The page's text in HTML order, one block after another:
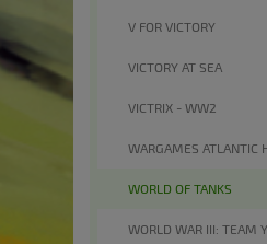
V FOR VICTORY
VICTORY AT SEA
VICTRIX - WW2
WARGAMES ATLANTIC
WORLD OF TANKS
WORLD WAR III: TEAM